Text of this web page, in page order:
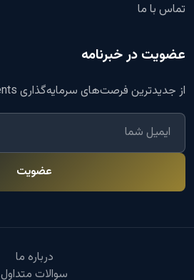
تماس با ما
عضویت در خبرنامه
از جدیدترین فرصت‌های سرمایه‌گذاری Parments مطلع شوید
عضویت
درباره ما
سوالات متداول